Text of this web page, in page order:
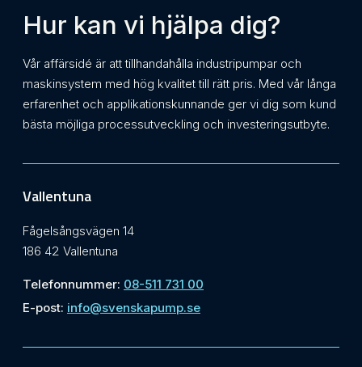
Hur kan vi hjälpa dig?
Vår affärsidé är att tillhandahålla industripumpar och
maskinsystem med hög kvalitet till rätt pris. Med vår långa
erfarenhet och applikationskunnande ger vi dig som kund
bästa möjliga processutveckling och investeringsutbyte.
Vallentuna
Fågelsångsvägen 14
186 42 Vallentuna
Telefonnummer: 08-511 731 00
E-post: info@svenskapump.se